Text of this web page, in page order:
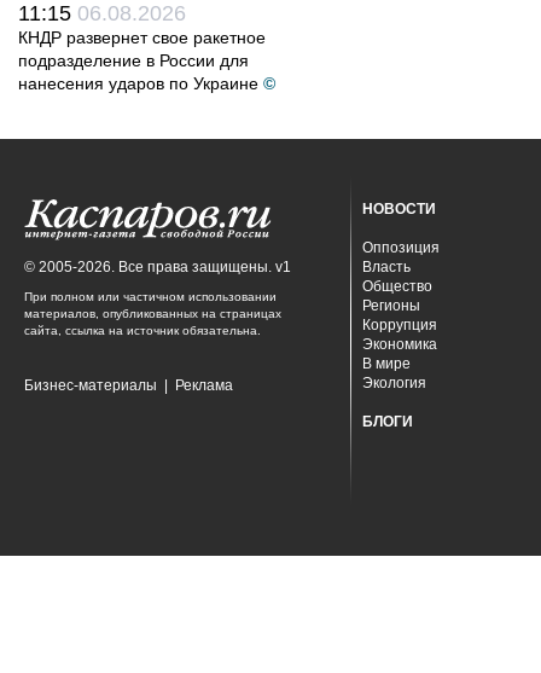
11:15 06.08.2026
КНДР развернет свое ракетное
подразделение в России для
нанесения ударов по Украине ©
© 2005-2026. Все права защищены. v1
При полном или частичном использовании
материалов, опубликованных на страницах
сайта, ссылка на источник обязательна.
Бизнес-материалы Реклама
НОВОСТИ
Оппозиция
Власть
Общество
Регионы
Коррупция
Экономика
В мире
Экология
БЛОГИ